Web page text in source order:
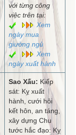
với từng công
việc trên tại:
Xem
ngày mua
giường ngủ
Xem
ngày xuất hành
Sao Xấu: Kiếp
sát: Kỵ xuất
hành, cưới hỏi
kết hôn, an táng,
xây dựng Chu
tước hắc đạo: Kỵ